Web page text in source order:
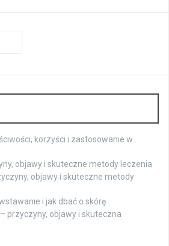
korzyści i zastosowanie w
objawy i skuteczne metody leczenia
objawy i skuteczne metody
i jak dbać o skórę
przyczyny, objawy i skuteczna